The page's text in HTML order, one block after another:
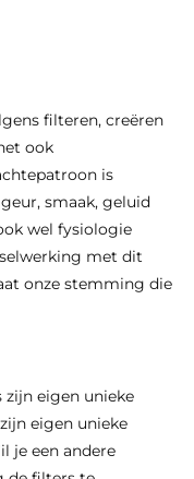
filteren, creëren
ook
is
smaak, geluid
wel fysiologie
met dit
onze stemming die
eigen unieke
eigen unieke
je een andere